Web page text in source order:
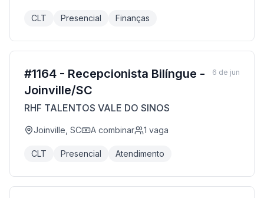
CLT Presencial Finanças
#1164 - Recepcionista Bilíngue -
Joinville/SC
RHF TALENTOS VALE DO SINOS
Joinville, SC A combinar 1 vaga
CLT Presencial Atendimento
6 de jun